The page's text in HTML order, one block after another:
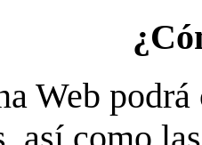
Web